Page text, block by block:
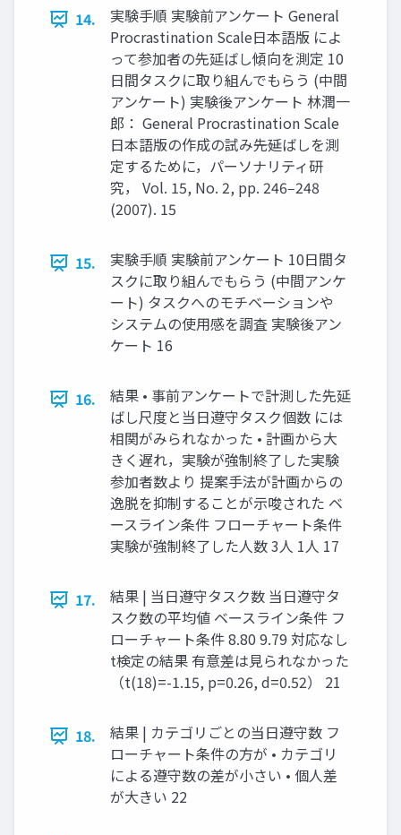
14.
実験手順 実験前アンケート General
Procrastination Scale日本語版 によ
って参加者の先延ばし傾向を測定 10
日間タスクに取り組んでもらう (中間
アンケート) 実験後アンケート 林潤一
郎： General Procrastination Scale
日本語版の作成の試み――先延ばしを測
定するために，パーソナリティ研
究， Vol. 15, No. 2, pp. 246‒248
(2007). 15
15.
実験手順 実験前アンケート 10日間タ
スクに取り組んでもらう (中間アンケ
ート) タスクへのモチベーションや
システムの使用感を調査 実験後アン
ケート 16
16.
結果 • 事前アンケートで計測した先延
ばし尺度と当日遵守タスク個数 には
相関がみられなかった • 計画から大
きく遅れ，実験が強制終了した実験
参加者数より 提案手法が計画からの
逸脱を抑制することが示唆された ベ
ースライン条件 フローチャート条件
実験が強制終了した人数 3人 1人 17
17.
結果 | 当日遵守タスク数 当日遵守タ
スク数の平均値 ベースライン条件 フ
ローチャート条件 8.80 9.79 対応なし
t検定の結果 有意差は見られなかった
（t(18)=-1.15, p=0.26, d=0.52） 21
18.
結果 | カテゴリごとの当日遵守数 フ
ローチャート条件の方が • カテゴリ
による遵守数の差が小さい • 個人差
が大きい 22